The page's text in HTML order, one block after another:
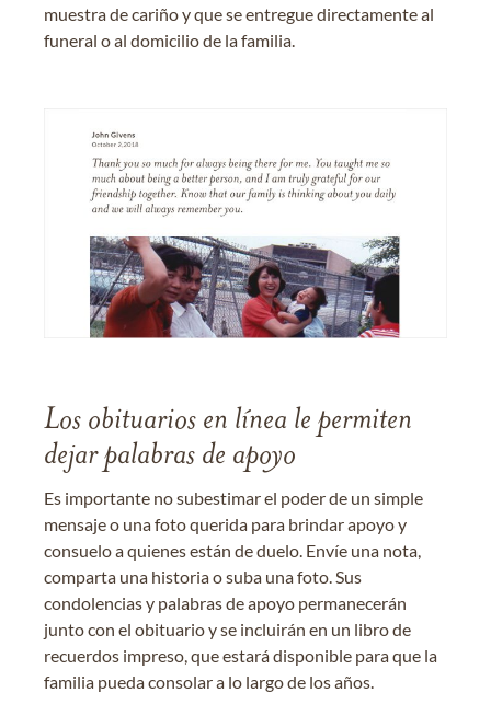
muestra de cariño y que se entregue directamente al
funeral o al domicilio de la familia.
Los obituarios en línea le permiten
dejar palabras de apoyo
Es importante no subestimar el poder de un simple
mensaje o una foto querida para brindar apoyo y
consuelo a quienes están de duelo. Envíe una nota,
comparta una historia o suba una foto. Sus
condolencias y palabras de apoyo permanecerán
junto con el obituario y se incluirán en un libro de
recuerdos impreso, que estará disponible para que la
familia pueda consolar a lo largo de los años.